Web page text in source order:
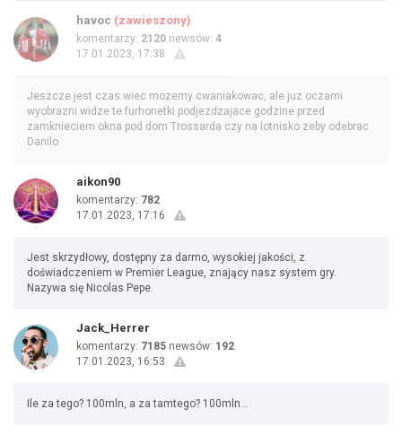
havoc (zawieszony)
komentarzy: 2120 newsów: 4
17.01.2023, 17:38
Jeszcze jest czas wiec mozemy cwaniakowac, ale juz oczami
wyobrazni widze te furhonetki podjezdzajace godzine przed
zamknieciem okna pod dom Trossarda czy na lotnisko zeby odebrac
Danilo.
aikon90
komentarzy: 782
17.01.2023, 17:16
Jest skrzydłowy, dostępny za darmo, wysokiej jakości, z
doświadczeniem w Premier League, znający nasz system gry.
Nazywa się Nicolas Pepe.
Jack_Herrer
komentarzy: 7185 newsów: 192
17.01.2023, 16:53
Ile za tego? 100mln, a za tamtego? 100mln...